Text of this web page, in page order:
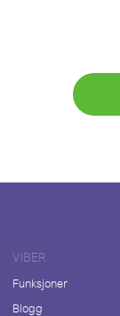
VIBER
Funksjoner
Blogg